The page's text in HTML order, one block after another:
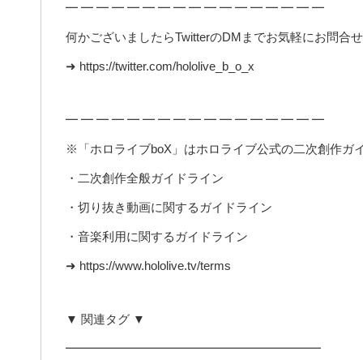
━ ━ ━ ━ ━ ━ ━ ━ ━ ━ ━ ━ ━ ━ ━ ━ ━
何かございましたらTwitterのDMまでお気軽にお問合
➜ https://twitter.com/hololive_b_o_x
━ ━ ━ ━ ━ ━ ━ ━ ━ ━ ━ ━ ━ ━ ━ ━ ━
※「ホロライブboX」はホロライブ公式の二次創作ガ
・二次創作全般ガイドライン
・切り抜き動画に関するガイドライン
・音楽利用に関するガイドライン
➜ https://www.hololive.tv/terms
▼ 関連タグ ▼
━━━━━━━━━━━━━━━━━━━━━